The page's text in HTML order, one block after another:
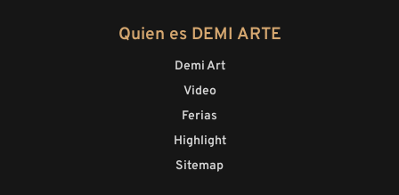
Quien es DEMI ARTE
Demi Art
Video
Ferias
Highlight
Sitemap